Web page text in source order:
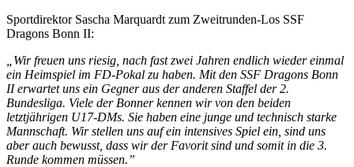
Sportdirektor Sascha Marquardt zum Zweitrunden-Los SSF
Dragons Bonn II:
„Wir freuen uns riesig, nach fast zwei Jahren endlich wieder einmal
ein Heimspiel im FD-Pokal zu haben. Mit den SSF Dragons Bonn
II erwartet uns ein Gegner aus der anderen Staffel der 2.
Bundesliga. Viele der Bonner kennen wir von den beiden
letztjährigen U17-DMs. Sie haben eine junge und technisch starke
Mannschaft. Wir stellen uns auf ein intensives Spiel ein, sind uns
aber auch bewusst, dass wir der Favorit sind und somit in die 3.
Runde kommen müssen.”